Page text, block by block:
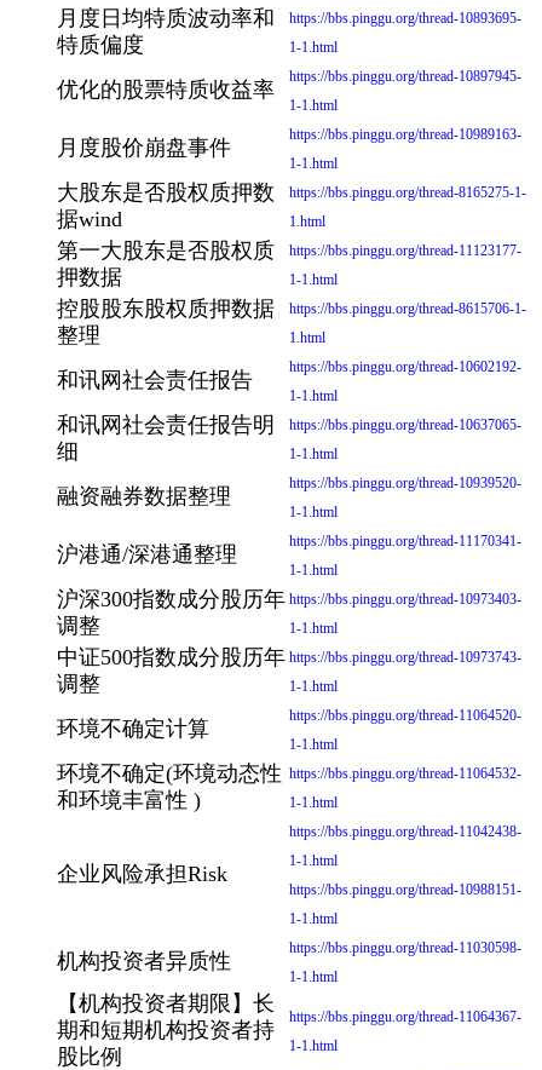
月度日均特质波动率和
特质偏度
https://bbs.pinggu.org/thread-10893695-
1-1.html
优化的股票特质收益率
https://bbs.pinggu.org/thread-10897945-
1-1.html
月度股价崩盘事件
https://bbs.pinggu.org/thread-10989163-
1-1.html
大股东是否股权质押数
据wind
https://bbs.pinggu.org/thread-8165275-1-
1.html
第一大股东是否股权质
押数据
https://bbs.pinggu.org/thread-11123177-
1-1.html
控股股东股权质押数据
整理
https://bbs.pinggu.org/thread-8615706-1-
1.html
和讯网社会责任报告
https://bbs.pinggu.org/thread-10602192-
1-1.html
和讯网社会责任报告明
细
https://bbs.pinggu.org/thread-10637065-
1-1.html
融资融券数据整理
https://bbs.pinggu.org/thread-10939520-
1-1.html
沪港通/深港通整理
https://bbs.pinggu.org/thread-11170341-
1-1.html
沪深300指数成分股历年
调整
https://bbs.pinggu.org/thread-10973403-
1-1.html
中证500指数成分股历年
调整
https://bbs.pinggu.org/thread-10973743-
1-1.html
环境不确定计算
https://bbs.pinggu.org/thread-11064520-
1-1.html
环境不确定(环境动态性
和环境丰富性 )
https://bbs.pinggu.org/thread-11064532-
1-1.html
企业风险承担Risk
https://bbs.pinggu.org/thread-11042438-
1-1.html
https://bbs.pinggu.org/thread-10988151-
1-1.html
机构投资者异质性
https://bbs.pinggu.org/thread-11030598-
1-1.html
【机构投资者期限】长
期和短期机构投资者持
股比例
https://bbs.pinggu.org/thread-11064367-
1-1.html